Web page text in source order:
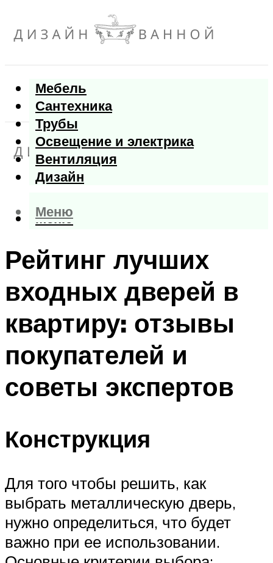
Мебель
Сантехника
Трубы
Освещение и электрика
Вентиляция
Дизайн
Меню
Меню
Рейтинг лучших
входных дверей в
квартиру: отзывы
покупателей и
советы экспертов
Конструкция
Для того чтобы решить, как
выбрать металлическую дверь,
нужно определиться, что будет
важно при ее использовании.